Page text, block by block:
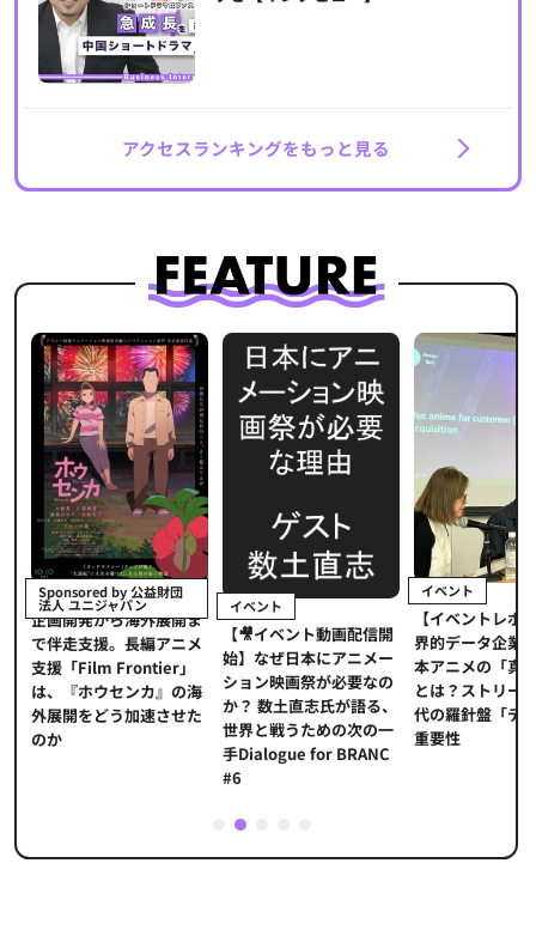
アクセスランキングをもっと見る
Sponsored by 公益財団
法人 ユニジャパン
企画開発から海外展開ま
で伴走支援。長編アニメ
支援「Film Frontier」
は、『ホウセンカ』の海
外展開をどう加速させた
のか
イベント
【🎥イベント動画配信開
始】なぜ日本にアニメー
ション映画祭が必要なの
か？ 数土直志氏が語る、
世界と戦うための次の一
手Dialogue for BRANC
#6
イベント
【イベントレポ
界的データ企業
本アニメの「真
とは？ストリー
代の羅針盤「デ
重要性
2